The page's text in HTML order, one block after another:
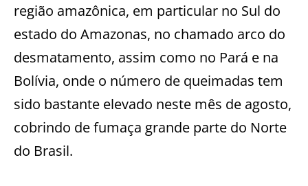
região amazônica, em particular no Sul do
estado do Amazonas, no chamado arco do
desmatamento, assim como no Pará e na
Bolívia, onde o número de queimadas tem
sido bastante elevado neste mês de agosto,
cobrindo de fumaça grande parte do Norte
do Brasil.